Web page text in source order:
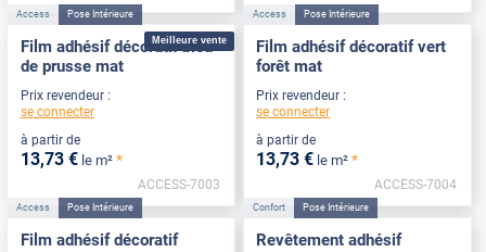
Meilleure vente
Access Pose Intérieure
Film adhésif décoratif bleu
de prusse mat
Prix revendeur :
se connecter
à partir de
13,73 € le m² *
ACCESS-7003
Access Pose Intérieure
Film adhésif décoratif vert
forêt mat
Prix revendeur :
se connecter
à partir de
13,73 € le m² *
ACCESS-7004
Access Pose Intérieure
Film adhésif décoratif
Confort Pose Intérieure
Revêtement adhésif